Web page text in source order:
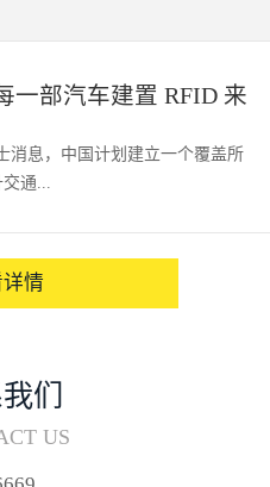
一部汽车建置 RFID 来
消息，中国计划建立一个覆盖所
通...
情
们
US